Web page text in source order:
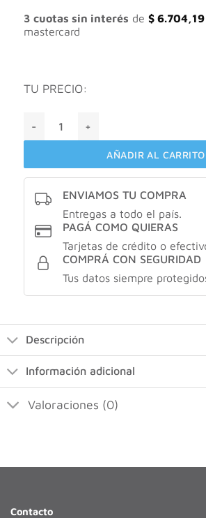
3 cuotas sin interés de $6.704,19
mastercard
TU PRECIO:
AÑADIR AL CARRITO
ENVIAMOS TU COMPRA
Entregas a todo el país.
PAGÁ COMO QUIERAS
Tarjetas de crédito o
COMPRÁ CON SEGURIDAD
Tus datos siempre
Descripción
Información adicional
Valoraciones (0)
Contacto